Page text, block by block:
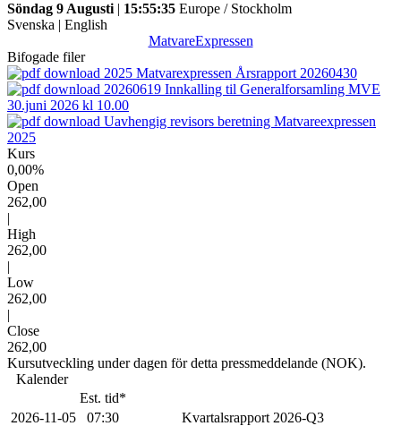
Söndag 9 Augusti | 15:55:35 Europe / Stockholm
Svenska | English
MatvareExpressen
Bifogade filer
2025 Matvarexpressen Årsrapport 20260430
20260619 Innkalling til Generalforsamling MVE
30.juni 2026 kl 10.00
Uavhengig revisors beretning Matvareexpressen
2025
Kurs
0,00%
Open
262,00
|
High
262,00
|
Low
262,00
|
Close
262,00
Kursutveckling under dagen för detta pressmeddelande (NOK).
Kalender
Est. tid*
2026-11-05
07:30
Kvartalsrapport 2026-Q3